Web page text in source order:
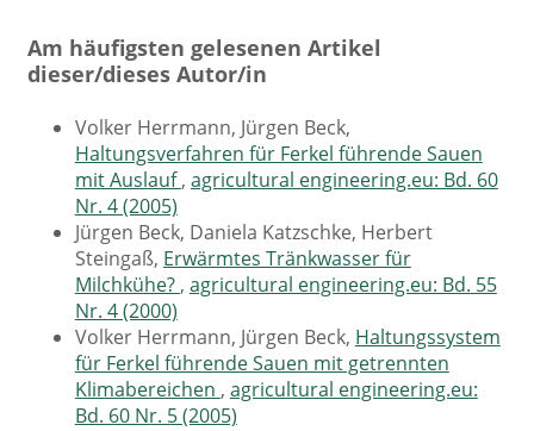
Am häufigsten gelesenen Artikel
dieser/dieses Autor/in
Volker Herrmann, Jürgen Beck,
Haltungsverfahren für Ferkel führende Sauen
mit Auslauf, agricultural engineering.eu: Bd. 60
Nr. 4 (2005)
Jürgen Beck, Daniela Katzschke, Herbert
Steingaß, Erwärmtes Tränkwasser für
Milchkühe? , agricultural engineering.eu: Bd. 55
Nr. 4 (2000)
Volker Herrmann, Jürgen Beck, Haltungssystem
für Ferkel führende Sauen mit getrennten
Klimabereichen , agricultural engineering.eu:
Bd. 60 Nr. 5 (2005)